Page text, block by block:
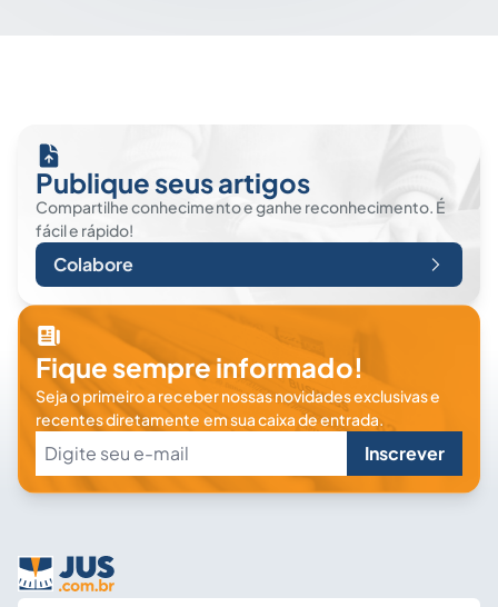
Publique seus artigos
Compartilhe conhecimento e ganhe reconhecimento. É
fácil e rápido!
Colabore
Fique sempre informado!
Seja o primeiro a receber nossas novidades exclusivas e
recentes diretamente em sua caixa de entrada.
Inscrever